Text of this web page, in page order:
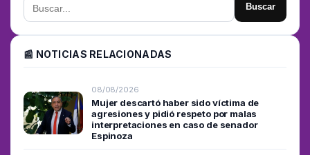
Buscar
📰 NOTICIAS RELACIONADAS
08/08/2026
Mujer descartó haber sido víctima de
agresiones y pidió respeto por malas
interpretaciones en caso de senador
Espinoza